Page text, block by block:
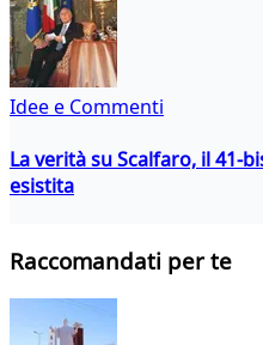
Idee e Commenti
La verità su Scalfaro, il 41-
esistita
Raccomandati per te